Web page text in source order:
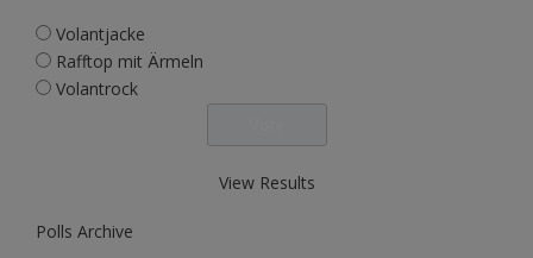
Volantjacke
Rafftop mit Ärmeln
Volantrock
View Results
Polls Archive